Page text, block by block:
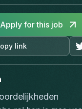
link
Apply for this job